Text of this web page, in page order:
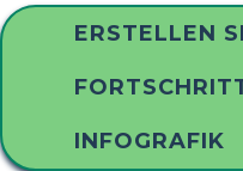
ERSTELLEN
INFOGRAFIK